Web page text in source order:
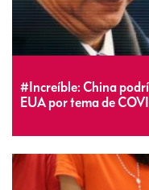
#Increíble: China
EUA por tema de